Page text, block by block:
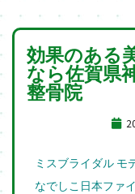
効果のある
なら佐賀県
整骨院
ミスブライダル モ
なでしこ日本ファ